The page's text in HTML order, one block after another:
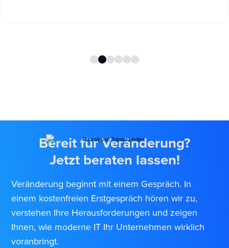
Bereit für Veränderung?
Jetzt beraten lassen!
Veränderung beginnt mit einem Gespräch. In
einem kostenfreien Erstgespräch hören wir zu,
verstehen Ihre Herausforderungen und zeigen
Ihnen, wie moderne IT Ihr Unternehmen wirklich
voranbringt.